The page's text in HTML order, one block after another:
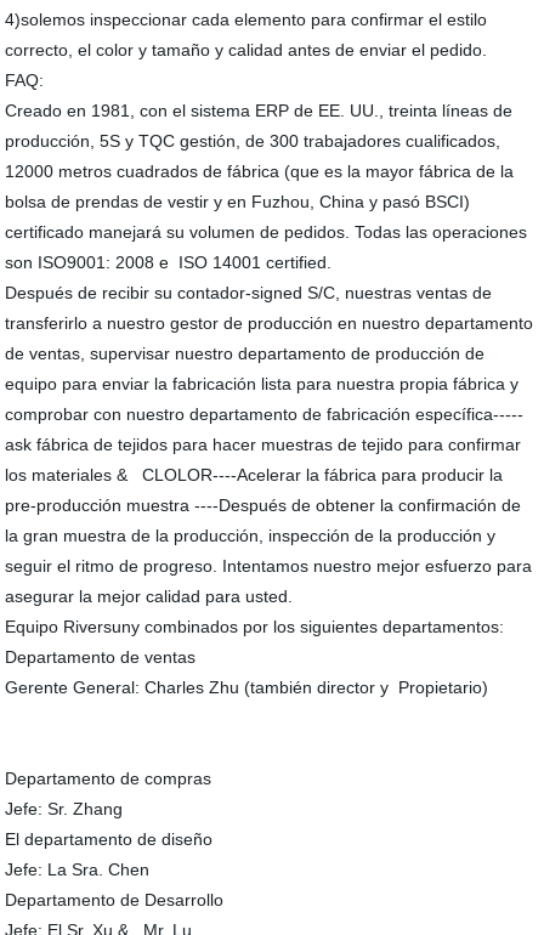
4)solemos inspeccionar cada elemento para confirmar el estilo
correcto, el color y tamaño y calidad antes de enviar el pedido.
FAQ:
Creado en 1981, con el sistema ERP de EE. UU., treinta líneas de
producción, 5S y TQC gestión, de 300 trabajadores cualificados,
12000 metros cuadrados de fábrica (que es la mayor fábrica de la
bolsa de prendas de vestir y en Fuzhou, China y pasó BSCI)
certificado manejará su volumen de pedidos. Todas las operaciones
son ISO9001: 2008 e ISO 14001 certified.
Después de recibir su contador-signed S/C, nuestras ventas de
transferirlo a nuestro gestor de producción en nuestro departamento
de ventas, supervisar nuestro departamento de producción de
equipo para enviar la fabricación lista para nuestra propia fábrica y
comprobar con nuestro departamento de fabricación específica-----
ask fábrica de tejidos para hacer muestras de tejido para confirmar
los materiales & CLOLOR----Acelerar la fábrica para producir la
pre-producción muestra ----Después de obtener la confirmación de
la gran muestra de la producción, inspección de la producción y
seguir el ritmo de progreso. Intentamos nuestro mejor esfuerzo para
asegurar la mejor calidad para usted.
Equipo Riversuny combinados por los siguientes departamentos:
Departamento de ventas
Gerente General: Charles Zhu (también director y Propietario)
Departamento de compras
Jefe: Sr. Zhang
El departamento de diseño
Jefe: La Sra. Chen
Departamento de Desarrollo
Jefe: El Sr. Xu & Mr. Lu